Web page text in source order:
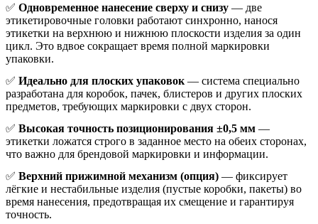
✅ Одновременное нанесение сверху и снизу — две
этикетировочные головки работают синхронно, нанося
этикетки на верхнюю и нижнюю плоскости изделия за один
цикл. Это вдвое сокращает время полной маркировки
упаковки.
✅ Идеально для плоских упаковок — система специально
разработана для коробок, пачек, блистеров и других плоских
предметов, требующих маркировки с двух сторон.
✅ Высокая точность позиционирования ±0,5 мм —
этикетки ложатся строго в заданное место на обеих сторонах,
что важно для брендовой маркировки и информации.
✅ Верхний прижимной механизм (опция) — фиксирует
лёгкие и нестабильные изделия (пустые коробки, пакеты) во
время нанесения, предотвращая их смещение и гарантируя
точность.